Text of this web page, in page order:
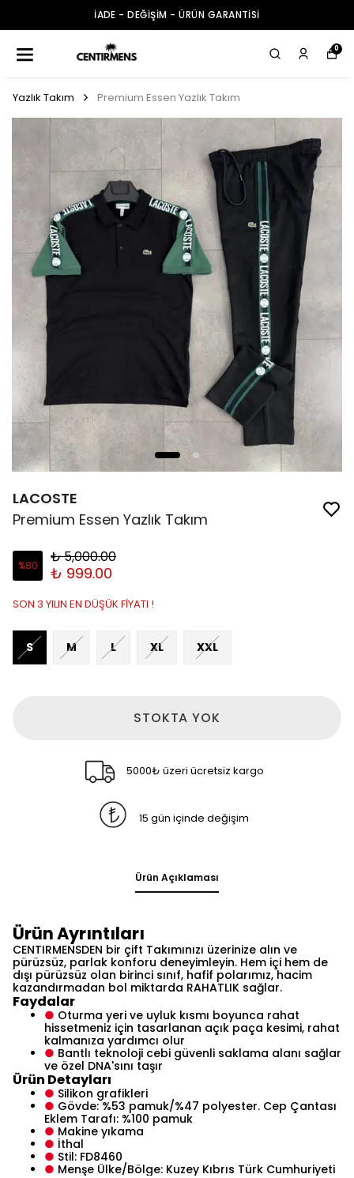
İADE - DEĞİŞİM - ÜRÜN GARANTİSİ
0
Yazlık Takım Premium Essen Yazlık Takım
LACOSTE
Premium Essen Yazlık Takım
%80 ₺ 5,000.00
₺ 999.00
SON 3 YILIN EN DÜŞÜK FİYATI !
S M L XL XXL
STOKTA YOK
5000₺ üzeri ücretsiz kargo
15 gün içinde değişim
Ürün Açıklaması
Ürün Ayrıntıları
CENTIRMENSDEN bir çift Takımınızı üzerinize alın ve
pürüzsüz, parlak konforu deneyimleyin. Hem içi hem de
dışı pürüzsüz olan birinci sınıf, hafif polarımız, hacim
kazandırmadan bol miktarda RAHATLIK sağlar.
Faydalar
● Oturma yeri ve uyluk kısmı boyunca rahat
hissetmeniz için tasarlanan açık paça kesimi, rahat
kalmanıza yardımcı olur
● Bantlı teknoloji cebi güvenli saklama alanı sağlar
ve özel DNA'sını taşır
Ürün Detayları
● Silikon grafikleri
● Gövde: %53 pamuk/%47 polyester. Cep Çantası
Eklem Tarafı: %100 pamuk
● Makine yıkama
● İthal
● Stil: FD8460
● Menşe Ülke/Bölge: Kuzey Kıbrıs Türk Cumhuriyeti